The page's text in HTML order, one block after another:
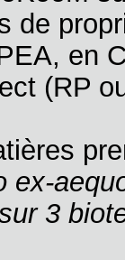
de
en
(RP
ex-
3